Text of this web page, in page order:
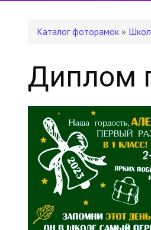
Каталог фоторамок »
Диплом